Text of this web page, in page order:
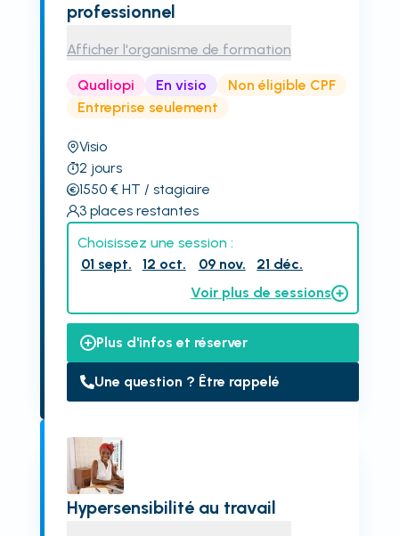
professionnel
Afficher l'organisme de formation
Qualiopi En visio
Non éligible CPF
Entreprise seulement
Visio
2 jours
1550€ HT / stagiaire
3 places restantes
Choisissez une session :
01 sept.
12 oct. 09 nov.
21 déc.
Voir plus de sessions
Plus d'infos et réserver
Une question ? Être rappelé
Hypersensibilité au travail